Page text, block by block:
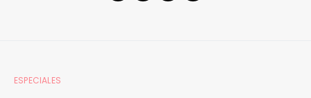
ESPECIALES